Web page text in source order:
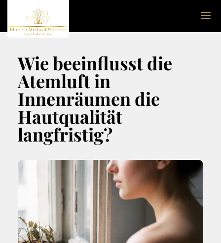
Wie beeinflusst die
Atemluft in
Innenräumen die
Hautqualität
langfristig?